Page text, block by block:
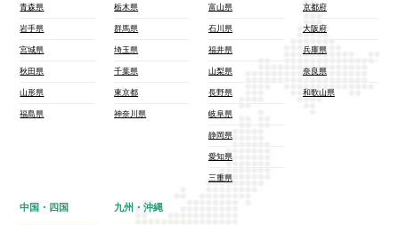
青森県
岩手県
宮城県
秋田県
山形県
福島県
栃木県
群馬県
埼玉県
千葉県
東京都
神奈川県
富山県
石川県
福井県
山梨県
長野県
岐阜県
静岡県
愛知県
三重県
京都府
大阪府
兵庫県
奈良県
和歌山県
中国・四国 九州・沖縄